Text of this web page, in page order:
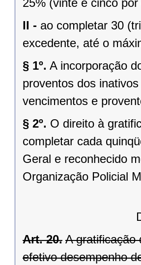
II - ao completar 30
excedente, até o
§ 1º. A incorporação
proventos dos
vencimentos e
§ 2º. O direito à
completar cada
Geral e reconhecido
Organização Policial
Art. 20. A gratificação
efetivo desempenho